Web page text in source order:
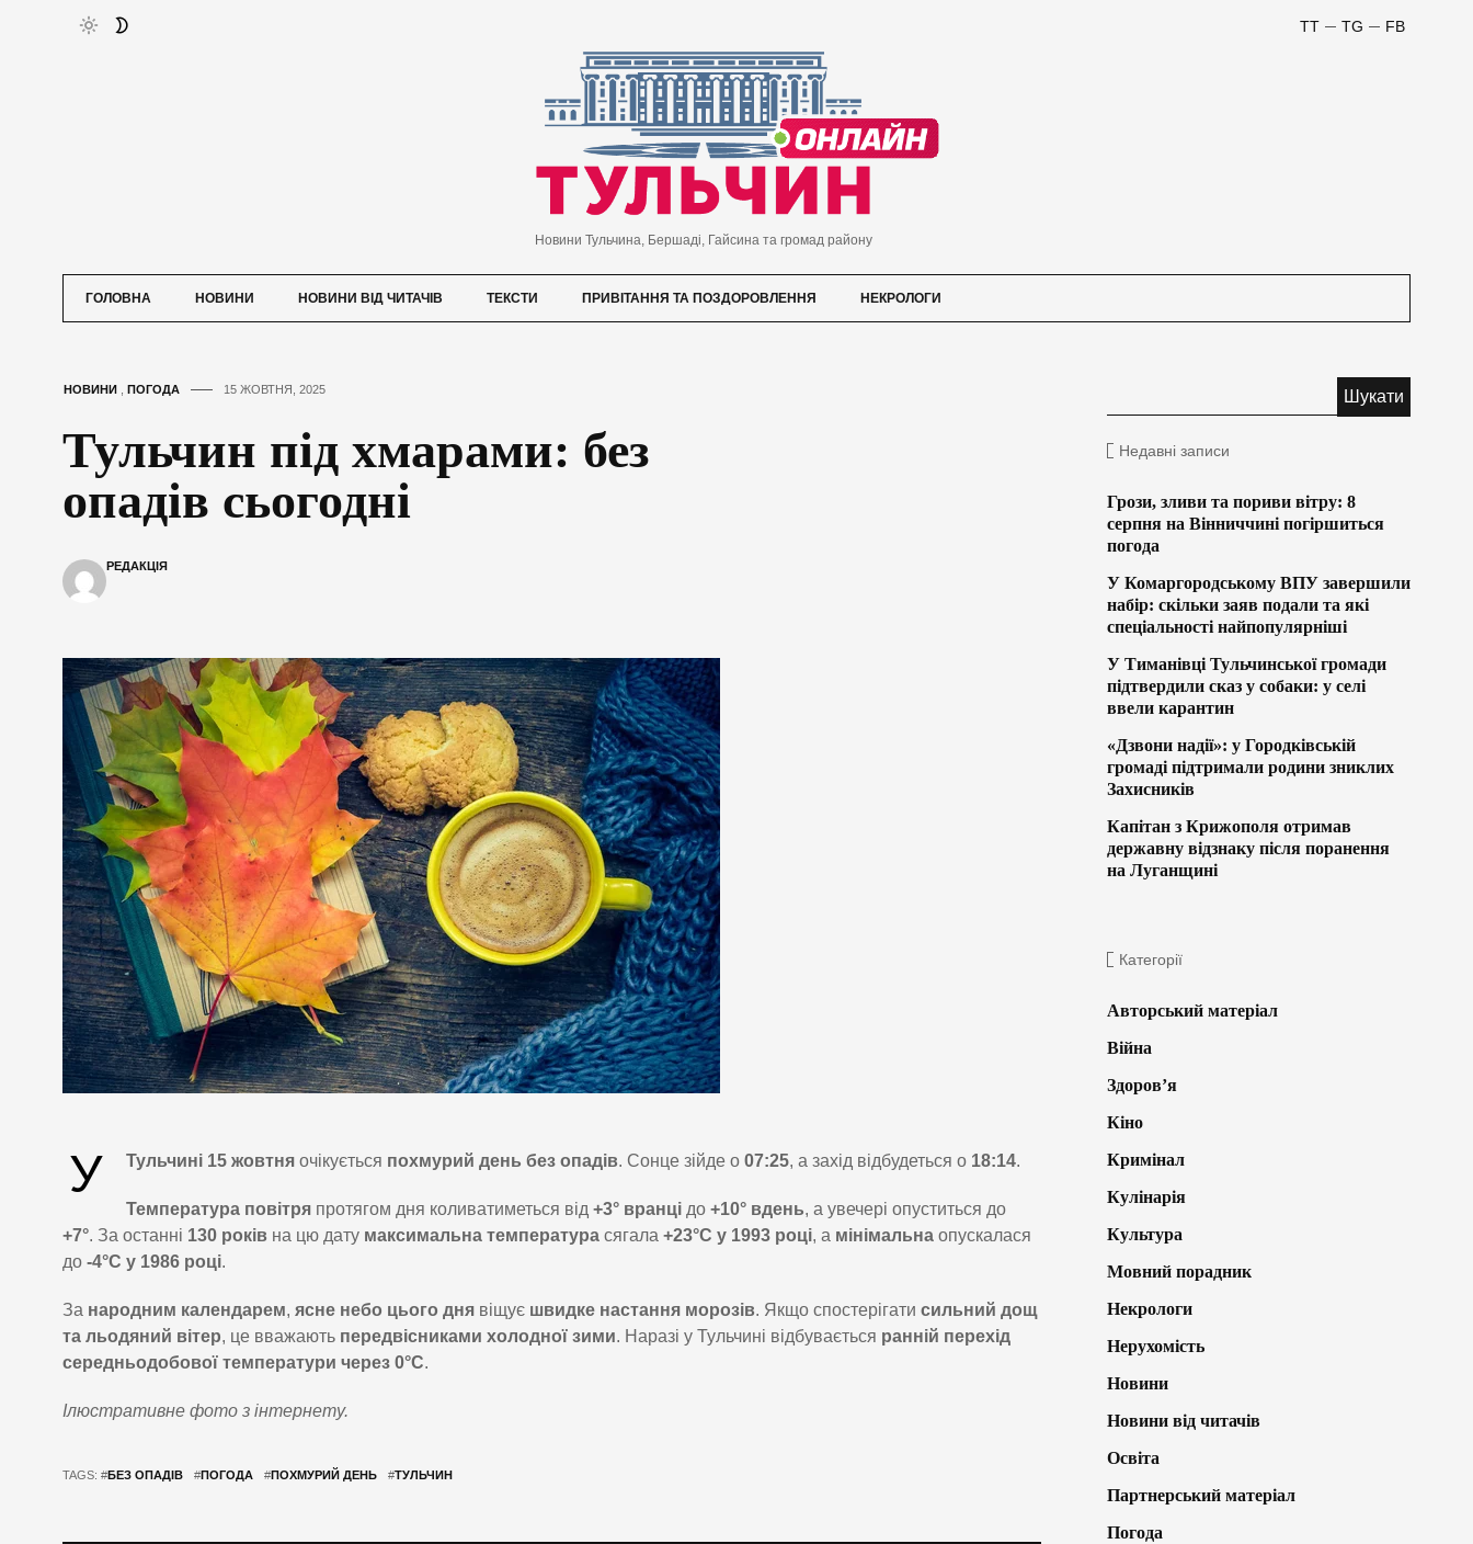
FB
TG
TT
Новини Тульчина, Бершаді, Гайсина та громад району
ГОЛОВНА НОВИНИ НОВИНИ ВІД ЧИТАЧІВ ТЕКСТИ ПРИВІТАННЯ ТА ПОЗДОРОВЛЕННЯ НЕКРОЛОГИ
НОВИНИ ПОГОДА 15 ЖОВТНЯ, 2025
Тульчин під хмарами: без
опадів сьогодні
РЕДАКЦІЯ
У Тульчині 15 жовтня очікується похмурий день без опадів. Сонце зійде о 07:25, а захід відбудеться о 18:14.
Температура повітря протягом дня коливатиметься від +3° вранці до +10° вдень, а увечері опуститься до
+7°. За останні 130 років на цю дату максимальна температура сягала +23°C у 1993 році, а мінімальна опускалася
до -4°C у 1986 році.
За народним календарем, ясне небо цього дня віщує швидке настання морозів. Якщо спостерігати сильний дощ
та льодяний вітер, це вважають передвісниками холодної зими. Наразі у Тульчині відбувається ранній перехід
середньодобової температури через 0°C.
Ілюстративне фото з інтернету.
TAGS: #БЕЗ ОПАДІВ #ПОГОДА #ПОХМУРИЙ ДЕНЬ #ТУЛЬЧИН
Недавні записи
Грози, зливи та пориви вітру: 8
серпня на Вінниччині погіршиться
погода
У Комаргородському ВПУ завершили
набір: скільки заяв подали та які
спеціальності найпопулярніші
У Тиманівці Тульчинської громади
підтвердили сказ у собаки: у селі
ввели карантин
«Дзвони надії»: у Городківській
громаді підтримали родини зниклих
Захисників
Капітан з Крижополя отримав
державну відзнаку після поранення
на Луганщині
Категорії
Авторський матеріал
Війна
Здоров’я
Кіно
Кримінал
Кулінарія
Культура
Мовний порадник
Некрологи
Нерухомість
Новини
Новини від читачів
Освіта
Партнерський матеріал
Погода